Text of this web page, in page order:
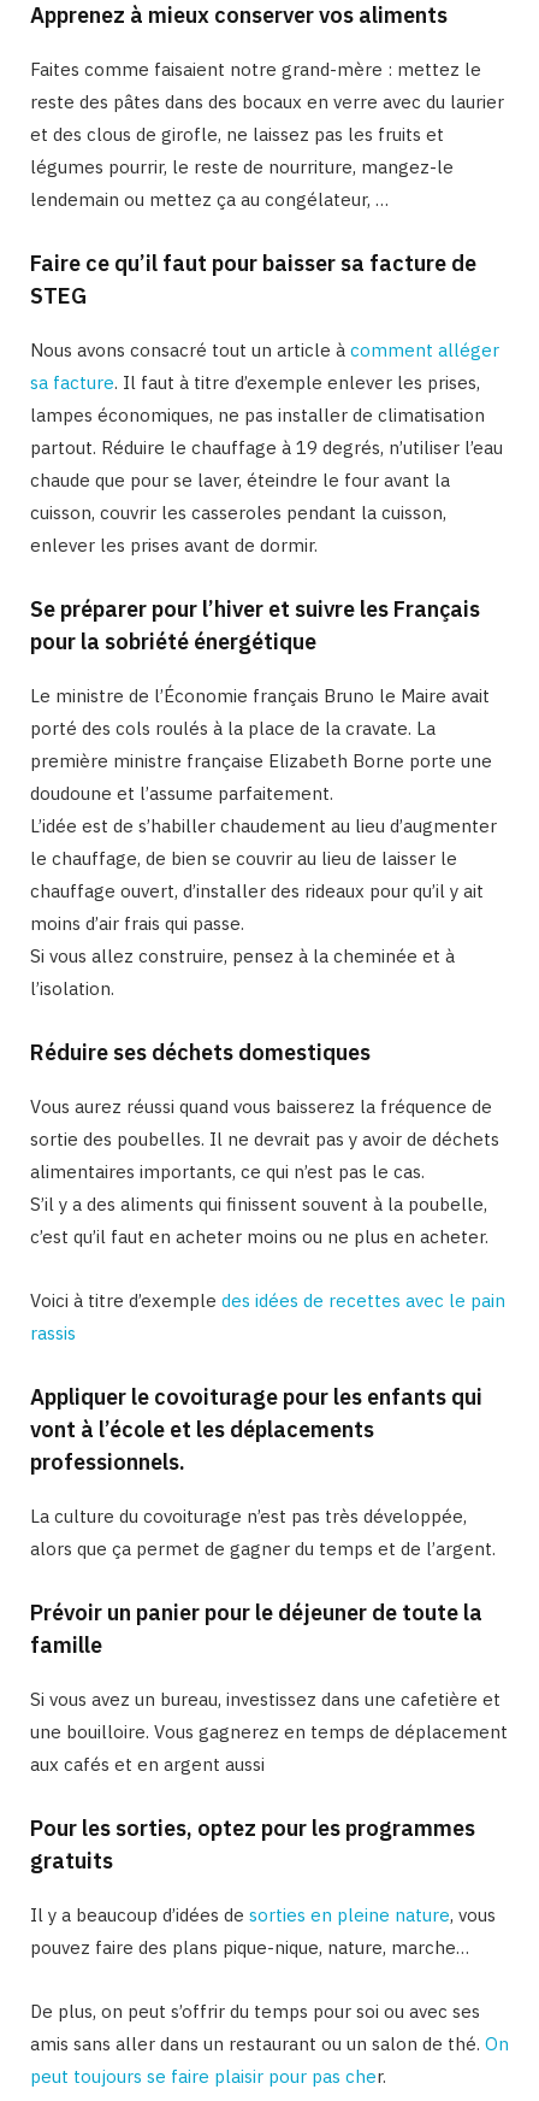
Apprenez à mieux conserver vos aliments
Faites comme faisaient notre grand-mère : mettez le
reste des pâtes dans des bocaux en verre avec du laurier
et des clous de girofle, ne laissez pas les fruits et
légumes pourrir, le reste de nourriture, mangez-le
lendemain ou mettez ça au congélateur, …
Faire ce qu’il faut pour baisser sa facture de
STEG
Nous avons consacré tout un article à comment alléger
sa facture. Il faut à titre d’exemple enlever les prises,
lampes économiques, ne pas installer de climatisation
partout. Réduire le chauffage à 19 degrés, n’utiliser l’eau
chaude que pour se laver, éteindre le four avant la
cuisson, couvrir les casseroles pendant la cuisson,
enlever les prises avant de dormir.
Se préparer pour l’hiver et suivre les Français
pour la sobriété énergétique
Le ministre de l’Économie français Bruno le Maire avait
porté des cols roulés à la place de la cravate. La
première ministre française Elizabeth Borne porte une
doudoune et l’assume parfaitement.
L’idée est de s’habiller chaudement au lieu d’augmenter
le chauffage, de bien se couvrir au lieu de laisser le
chauffage ouvert, d’installer des rideaux pour qu’il y ait
moins d’air frais qui passe.
Si vous allez construire, pensez à la cheminée et à
l’isolation.
Réduire ses déchets domestiques
Vous aurez réussi quand vous baisserez la fréquence de
sortie des poubelles. Il ne devrait pas y avoir de déchets
alimentaires importants, ce qui n’est pas le cas.
S’il y a des aliments qui finissent souvent à la poubelle,
c’est qu’il faut en acheter moins ou ne plus en acheter.
Voici à titre d’exemple des idées de recettes avec le pain
rassis
Appliquer le covoiturage pour les enfants qui
vont à l’école et les déplacements
professionnels.
La culture du covoiturage n’est pas très développée,
alors que ça permet de gagner du temps et de l’argent.
Prévoir un panier pour le déjeuner de toute la
famille
Si vous avez un bureau, investissez dans une cafetière et
une bouilloire. Vous gagnerez en temps de déplacement
aux cafés et en argent aussi
Pour les sorties, optez pour les programmes
gratuits
Il y a beaucoup d’idées de sorties en pleine nature, vous
pouvez faire des plans pique-nique, nature, marche…
De plus, on peut s’offrir du temps pour soi ou avec ses
amis sans aller dans un restaurant ou un salon de thé. On
peut toujours se faire plaisir pour pas cher.